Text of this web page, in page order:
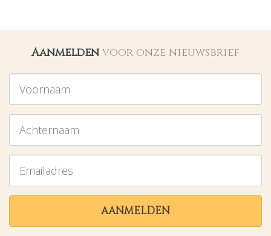
Aanmelden voor onze nieuwsbrief
AANMELDEN